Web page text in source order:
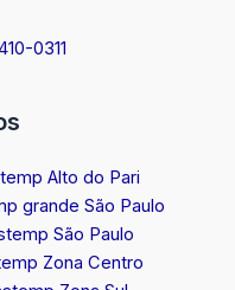
0311
Alto do Pari
grande São Paulo
São Paulo
Zona Centro